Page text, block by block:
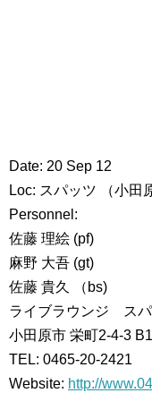
Date: 20 Sep 12
Loc: スパッツ （小田
Personnel:
佐藤 理絵 (pf)
麻野 大吾 (gt)
佐藤 貴久 （bs)
ライブラウンジ ス
小田原市 栄町2-4-3
TEL: 0465-20-2421
Website: http://